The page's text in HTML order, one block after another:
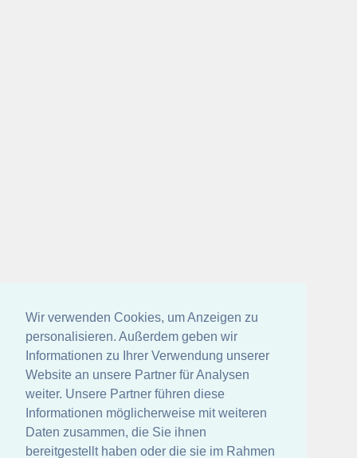
Wir verwenden Cookies, um Anzeigen zu
personalisieren. Außerdem geben wir
Informationen zu Ihrer Verwendung unserer
Website an unsere Partner für Analysen
weiter. Unsere Partner führen diese
Informationen möglicherweise mit weiteren
Daten zusammen, die Sie ihnen
bereitgestellt haben oder die sie im Rahmen